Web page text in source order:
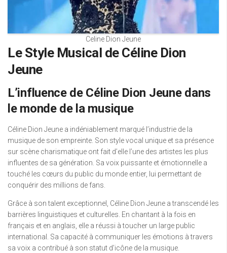
Celine Dion Jeune
Le Style Musical de Céline Dion
Jeune
L’influence de Céline Dion Jeune dans
le monde de la musique
Céline Dion Jeune a indéniablement marqué l’industrie de la
musique de son empreinte. Son style vocal unique et sa présence
sur scène charismatique ont fait d’elle l’une des artistes les plus
influentes de sa génération. Sa voix puissante et émotionnelle a
touché les cœurs du public du monde entier, lui permettant de
conquérir des millions de fans.
Grâce à son talent exceptionnel, Céline Dion Jeune a transcendé les
barrières linguistiques et culturelles. En chantant à la fois en
français et en anglais, elle a réussi à toucher un large public
international. Sa capacité à communiquer les émotions à travers
sa voix a contribué à son statut d’icône de la musique.